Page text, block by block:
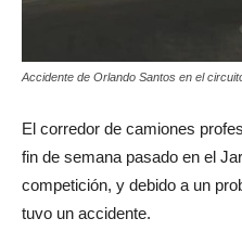
Accidente de Orlando Santos en el
El corredor de camiones
fin de semana pasado en el
competición, y debido a un
tuvo un accidente.